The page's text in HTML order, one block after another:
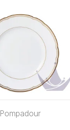
Pompadour